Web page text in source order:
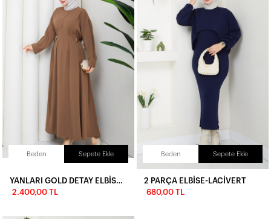
Beden Sepete Ekle
2.400,00 TL
Beden Sepete Ekle
2 PARÇA ELBİSE-LACİVERT
680,00 TL